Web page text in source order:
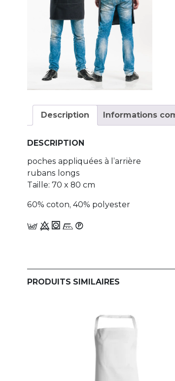
Description Informations
DESCRIPTION
poches appliquées à l’arrière
rubans longs
Taille: 70 x 80 cm
60% coton, 40% polyester
c 9 1 n_W
PRODUITS SIMILAIRES